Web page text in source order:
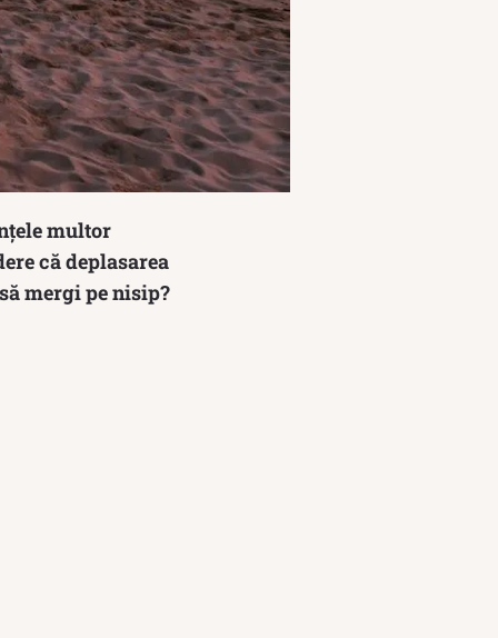
multor
că deplasarea
mergi pe nisip?